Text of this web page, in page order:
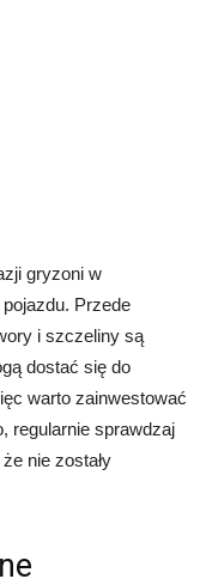
gryzoni w
Przede
i szczeliny są
dostać się do
warto zainwestować
regularnie sprawdzaj
nie zostały